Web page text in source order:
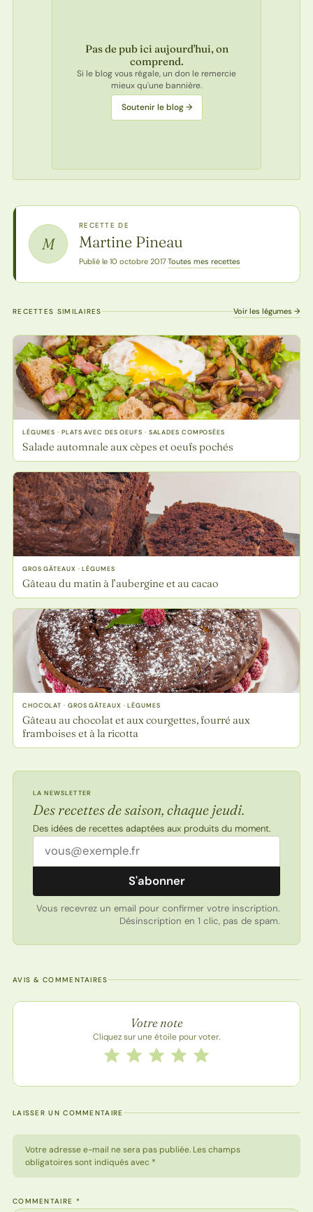
Pas de pub ici aujourd'hui, on
comprend.
Si le blog vous régale, un don le remercie
mieux qu'une bannière.
Soutenir le blog →
M
RECETTE DE
Martine Pineau
Publié le 10 octobre 2017·Toutes mes recettes
RECETTES SIMILAIRES Voir les légumes →
LÉGUMES · PLATS AVEC DES OEUFS · SALADES COMPOSÉES
Salade automnale aux cèpes et oeufs pochés
GROS GÂTEAUX · LÉGUMES
Gâteau du matin à l’aubergine et au cacao
CHOCOLAT · GROS GÂTEAUX · LÉGUMES
Gâteau au chocolat et aux courgettes, fourré aux
framboises et à la ricotta
LA NEWSLETTER
Des recettes de saison, chaque jeudi.
Des idées de recettes adaptées aux produits du moment.
Adresse email
S'abonner
Vous recevrez un email pour confirmer votre inscription.
Désinscription en 1 clic, pas de spam.
AVIS & COMMENTAIRES
Note de la recette
Votre note
Cliquez sur une étoile pour voter.
Notez cette recette de 1 à 5 étoiles
5 étoiles
4 étoiles
3 étoiles
2 étoiles
1 étoile
LAISSER UN COMMENTAIRE
Votre adresse e-mail ne sera pas publiée. Les champs
obligatoires sont indiqués avec *
COMMENTAIRE *